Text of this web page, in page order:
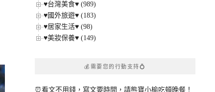
♥台灣美食♥ (989)
♥國外旅遊♥ (183)
♥居家生活♥ (98)
♥美妝保養♥ (149)
💰需要您的行動支持💍
⏰看文不用錢，寫文要時間，請熊寶小榆吃頓晚餐！